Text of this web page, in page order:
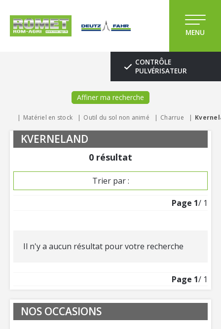
MENU
CONTRÔLE
PULVÉRISATEUR
Affiner ma recherche
Matériel en stock Outil du sol non animé Charrue
KVERNELAND
0 résultat
Trier par :
Page 1/ 1
Il n'y a aucun résultat pour votre recherche
Page 1/ 1
NOS OCCASIONS